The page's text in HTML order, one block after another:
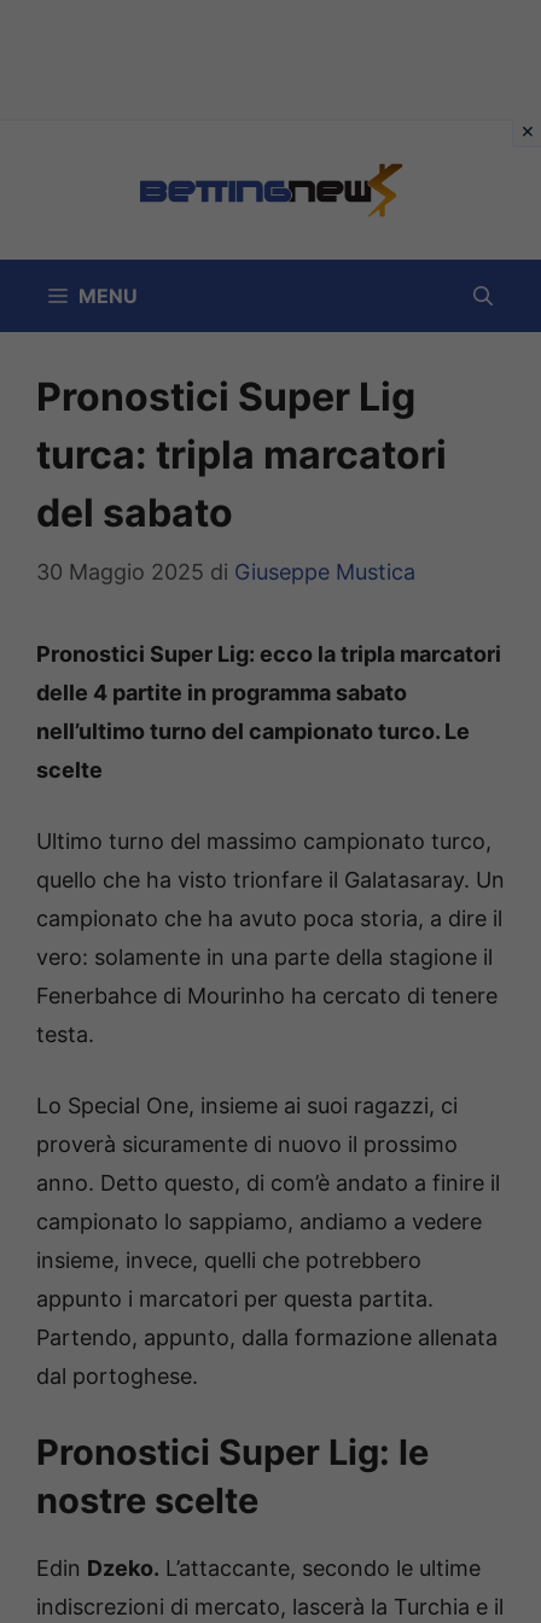
MENU
Pronostici Super Lig
turca: tripla marcatori
del sabato
30 Maggio 2025 di Giuseppe Mustica
Pronostici Super Lig: ecco la tripla marcatori
delle 4 partite in programma sabato
nell’ultimo turno del campionato turco. Le
scelte
Ultimo turno del massimo campionato turco,
quello che ha visto trionfare il Galatasaray. Un
campionato che ha avuto poca storia, a dire il
vero: solamente in una parte della stagione il
Fenerbahce di Mourinho ha cercato di tenere
testa.
Lo Special One, insieme ai suoi ragazzi, ci
proverà sicuramente di nuovo il prossimo
anno. Detto questo, di com’è andato a finire il
campionato lo sappiamo, andiamo a vedere
insieme, invece, quelli che potrebbero
appunto i marcatori per questa partita.
Partendo, appunto, dalla formazione allenata
dal portoghese.
Pronostici Super Lig: le
nostre scelte
Edin Dzeko. L’attaccante, secondo le ultime
indiscrezioni di mercato, lascerà la Turchia e il